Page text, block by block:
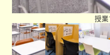
授業